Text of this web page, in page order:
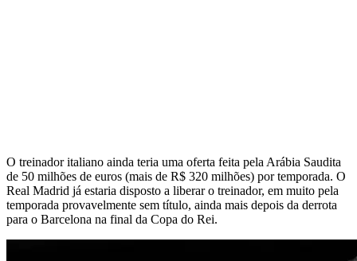
O treinador italiano ainda teria uma oferta feita pela Arábia Saudita
de 50 milhões de euros (mais de R$ 320 milhões) por temporada. O
Real Madrid já estaria disposto a liberar o treinador, em muito pela
temporada provavelmente sem título, ainda mais depois da derrota
para o Barcelona na final da Copa do Rei.